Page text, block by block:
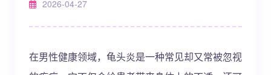
2026-04-27
在男性健康领域，龟头炎是一种常见却又常被忽视